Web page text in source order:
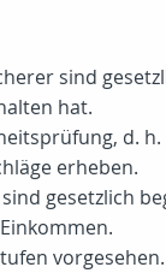
sind
hat.
d.
erheben.
gesetzlich
vorgesehen.